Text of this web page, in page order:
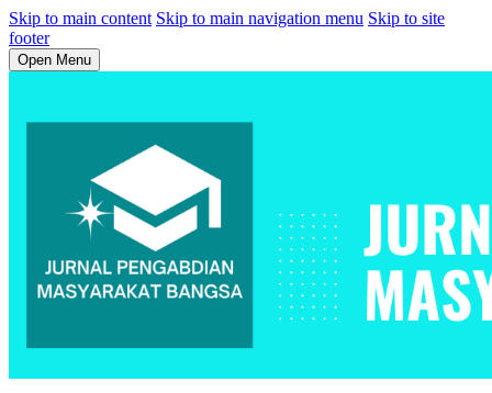
Skip to main content Skip to main navigation menu Skip to site
footer
Open Menu